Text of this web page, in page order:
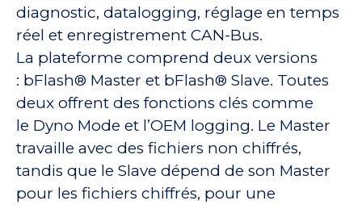
diagnostic, datalogging, réglage en temps
réel et enregistrement CAN-Bus.
La plateforme comprend deux versions
: bFlash® Master et bFlash® Slave. Toutes
deux offrent des fonctions clés comme
le Dyno Mode et l’OEM logging. Le Master
travaille avec des fichiers non chiffrés,
tandis que le Slave dépend de son Master
pour les fichiers chiffrés, pour une